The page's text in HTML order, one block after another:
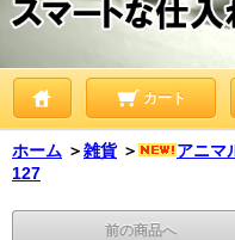
カート
ホーム ＞雑貨 ＞
アニマ
127
前の商品へ